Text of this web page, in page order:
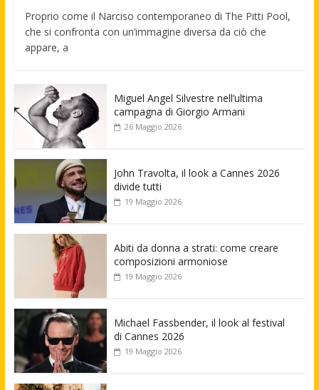
Proprio come il Narciso contemporaneo di The Pitti Pool,
che si confronta con un’immagine diversa da ciò che
appare, a
Miguel Angel Silvestre nell’ultima
campagna di Giorgio Armani
26 Maggio 2026
John Travolta, il look a Cannes 2026
divide tutti
19 Maggio 2026
Abiti da donna a strati: come creare
composizioni armoniose
19 Maggio 2026
Michael Fassbender, il look al festival
di Cannes 2026
19 Maggio 2026